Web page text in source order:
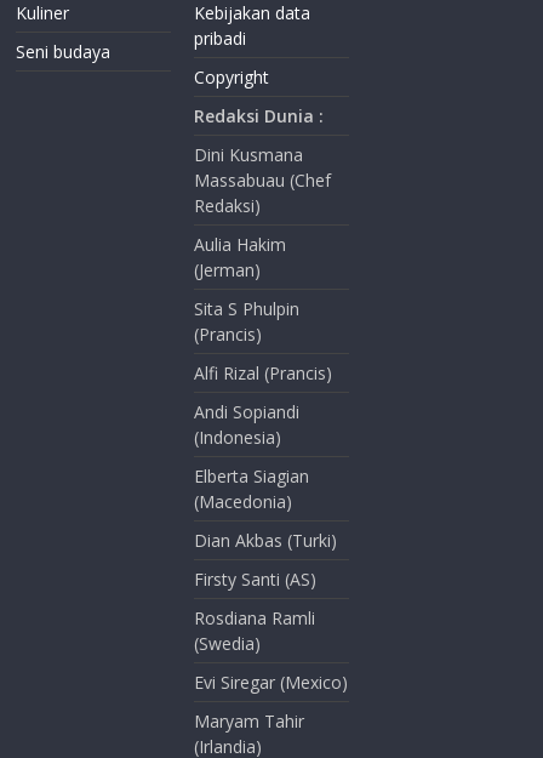
Kuliner
Seni budaya
Kebijakan data
pribadi
Copyright
Redaksi Dunia :
Dini Kusmana
Massabuau (Chef
Redaksi)
Aulia Hakim
(Jerman)
Sita S Phulpin
(Prancis)
Alfi Rizal (Prancis)
Andi Sopiandi
(Indonesia)
Elberta Siagian
(Macedonia)
Dian Akbas (Turki)
Firsty Santi (AS)
Rosdiana Ramli
(Swedia)
Evi Siregar (Mexico)
Maryam Tahir
(Irlandia)